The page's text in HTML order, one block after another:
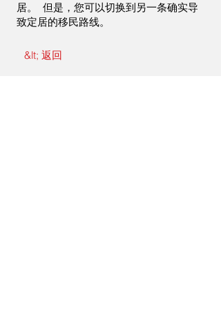
居。 但是，您可以切换到另一条确实导
致定居的移民路线。
&lt; 返回